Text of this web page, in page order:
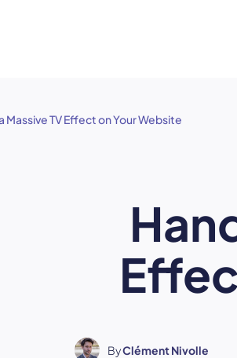
Massive TV Effect on Your Website
ByClément Nivolle